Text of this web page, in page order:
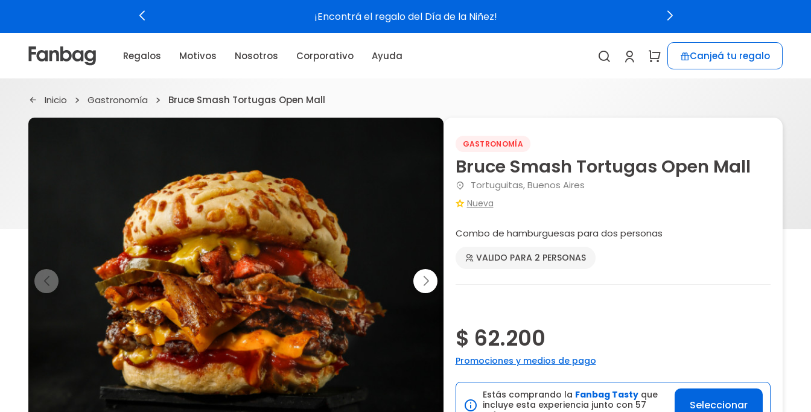
¡Encontrá el regalo del Día de la Niñez!
Regalos Motivos Nosotros Corporativo Ayuda Canjeá tu regalo
Inicio Gastronomía Bruce Smash Tortugas Open Mall
GASTRONOMÍA
Bruce Smash Tortugas Open Mall
Tortuguitas, Buenos Aires
Nueva
Combo de hamburguesas para dos personas
VALIDO PARA 2 PERSONAS
$ 62.200
Promociones y medios de pago
Estás comprando la Fanbag Tastyque
incluye esta experiencia junto con 57
Seleccionar